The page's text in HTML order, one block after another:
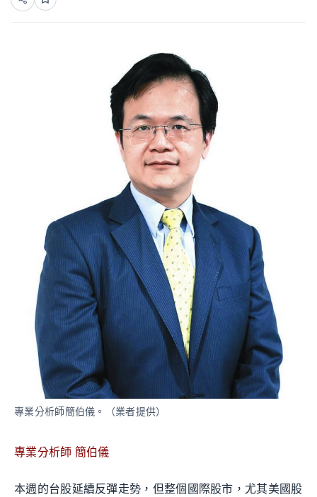
專業分析師簡伯儀。（業者提供）
專業分析師 簡伯儀
本週的台股延續反彈走勢，但整個國際股市，尤其美國股